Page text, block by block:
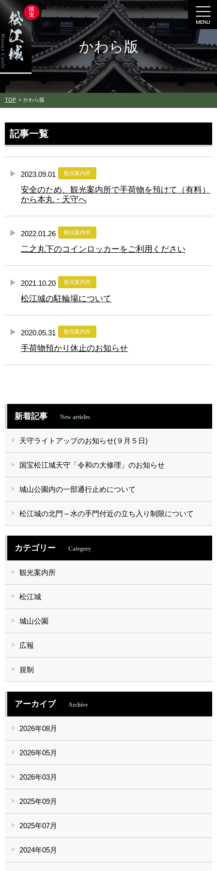
かわら版
TOP かわら版
記事一覧
2023.09.01 観光案内所
安全のため、観光案内所で手荷物を預けて（有料）
から本丸・天守へ
2022.01.26 観光案内所
二之丸下のコインロッカーをご利用ください
2021.10.20 観光案内所
松江城の駐輪場について
2020.05.31 観光案内所
手荷物預かり休止のお知らせ
新着記事 New articles
天守ライトアップのお知らせ(９月５日)
国宝松江城天守「令和の大修理」のお知らせ
城山公園内の一部通行止めについて
松江城の北門～水の手門付近の立ち入り制限について
カテゴリー Category
観光案内所
松江城
城山公園
広報
規制
アーカイブ Archive
2026年08月
2026年05月
2026年03月
2025年09月
2025年07月
2024年05月